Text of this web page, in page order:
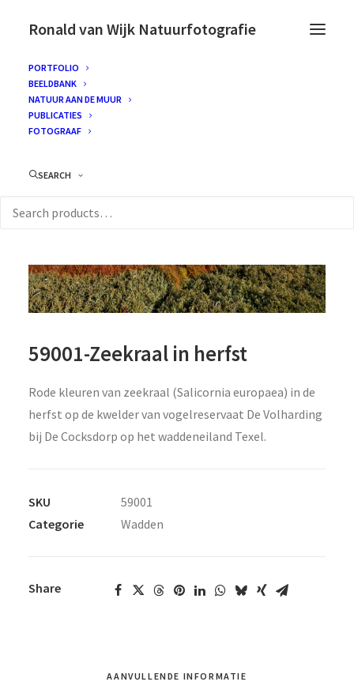
Ronald van Wijk Natuurfotografie
PORTFOLIO
BEELDBANK
NATUUR AAN DE MUUR
PUBLICATIES
FOTOGRAAF
SEARCH
59001-Zeekraal in herfst
Rode kleuren van zeekraal (Salicornia europaea) in de
herfst op de kwelder van vogelreservaat De Volharding
bij De Cocksdorp op het waddeneiland Texel.
SKU
59001
Categorie
Wadden
Share
AANVULLENDE INFORMATIE